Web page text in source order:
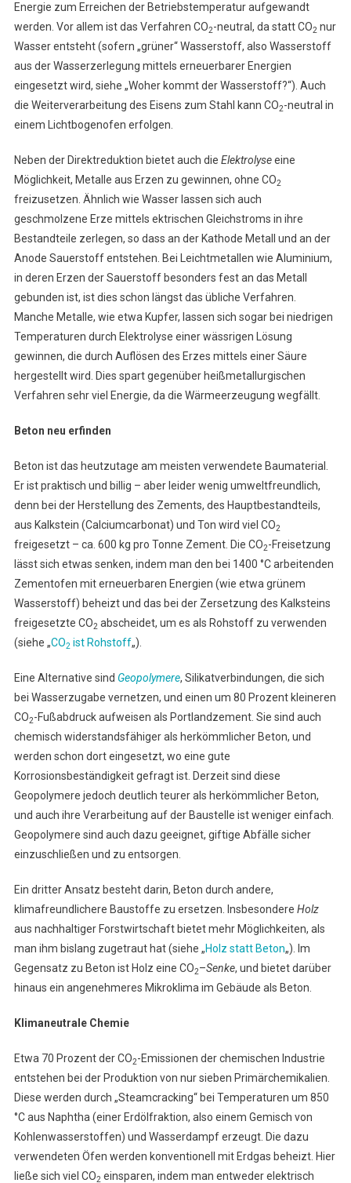
Energie zum Erreichen der Betriebstemperatur aufgewandt
werden. Vor allem ist das Verfahren CO2-neutral, da statt CO2 nur
Wasser entsteht (sofern „grüner“ Wasserstoff, also Wasserstoff
aus der Wasserzerlegung mittels erneuerbarer Energien
eingesetzt wird, siehe „Woher kommt der Wasserstoff?“). Auch
die Weiterverarbeitung des Eisens zum Stahl kann CO2-neutral in
einem Lichtbogenofen erfolgen.
Neben der Direktreduktion bietet auch die Elektrolyseeine
Möglichkeit, Metalle aus Erzen zu gewinnen, ohne CO2
freizusetzen. Ähnlich wie Wasser lassen sich auch
geschmolzene Erze mittels ektrischen Gleichstroms in ihre
Bestandteile zerlegen, so dass an der Kathode Metall und an der
Anode Sauerstoff entstehen. Bei Leichtmetallen wie Aluminium,
in deren Erzen der Sauerstoff besonders fest an das Metall
gebunden ist, ist dies schon längst das übliche Verfahren.
Manche Metalle, wie etwa Kupfer, lassen sich sogar bei niedrigen
Temperaturen durch Elektrolyse einer wässrigen Lösung
gewinnen, die durch Auflösen des Erzes mittels einer Säure
hergestellt wird. Dies spart gegenüber heißmetallurgischen
Verfahren sehr viel Energie, da die Wärmeerzeugung wegfällt.
Beton neu erfinden
Beton ist das heutzutage am meisten verwendete Baumaterial.
Er ist praktisch und billig – aber leider wenig umweltfreundlich,
denn bei der Herstellung des Zements, des Hauptbestandteils,
aus Kalkstein (Calciumcarbonat) und Ton wird viel CO2
freigesetzt – ca. 600 kg pro Tonne Zement. Die CO2-Freisetzung
lässt sich etwas senken, indem man den bei 1400 °C arbeitenden
Zementofen mit erneuerbaren Energien (wie etwa grünem
Wasserstoff) beheizt und das bei der Zersetzung des Kalksteins
freigesetzte CO2 abscheidet, um es als Rohstoff zu verwenden
(siehe „CO2 ist Rohstoff„).
Eine Alternative sind Geopolymere, Silikatverbindungen, die sich
bei Wasserzugabe vernetzen, und einen um 80 Prozent kleineren
CO2-Fußabdruck aufweisen als Portlandzement. Sie sind auch
chemisch widerstandsfähiger als herkömmlicher Beton, und
werden schon dort eingesetzt, wo eine gute
Korrosionsbeständigkeit gefragt ist. Derzeit sind diese
Geopolymere jedoch deutlich teurer als herkömmlicher Beton,
und auch ihre Verarbeitung auf der Baustelle ist weniger einfach.
Geopolymere sind auch dazu geeignet, giftige Abfälle sicher
einzuschließen und zu entsorgen.
Ein dritter Ansatz besteht darin, Beton durch andere,
klimafreundlichere Baustoffe zu ersetzen. Insbesondere Holz
aus nachhaltiger Forstwirtschaft bietet mehr Möglichkeiten, als
man ihm bislang zugetraut hat (siehe „Holz statt Beton„). Im
Gegensatz zu Beton ist Holz eine CO2–Senke, und bietet darüber
hinaus ein angenehmeres Mikroklima im Gebäude als Beton.
Klimaneutrale Chemie
Etwa 70 Prozent der CO2-Emissionen der chemischen Industrie
entstehen bei der Produktion von nur sieben Primärchemikalien.
Diese werden durch „Steamcracking“ bei Temperaturen um 850
°C aus Naphtha (einer Erdölfraktion, also einem Gemisch von
Kohlenwasserstoffen) und Wasserdampf erzeugt. Die dazu
verwendeten Öfen werden konventionell mit Erdgas beheizt. Hier
ließe sich viel CO2 einsparen, indem man entweder elektrisch